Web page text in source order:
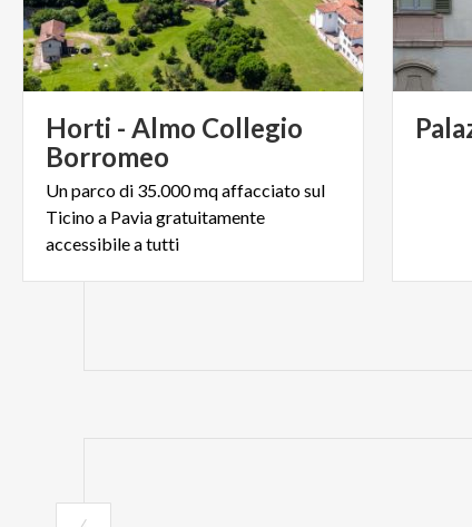
Horti - Almo Collegio
Borromeo
Un parco di 35.000 mq affacciato sul
Ticino a Pavia gratuitamente
accessibile a tutti